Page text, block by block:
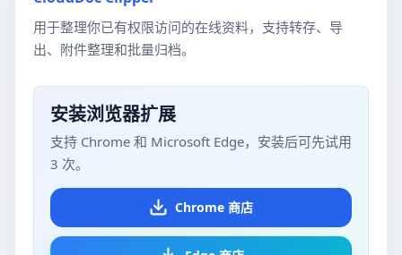
用于整理你已有权限访问的在线资料，支持转存、导
出、附件整理和批量归档。
安装浏览器扩展
支持 Chrome 和 Microsoft Edge，安装后可先试用
3 次。
Chrome 商店